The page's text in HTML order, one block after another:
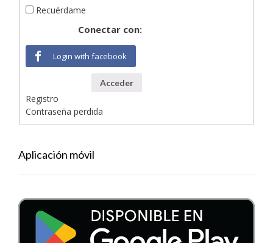
Recuérdame
Conectar con:
Login with facebook
Acceder
Registro
Contraseña perdida
Aplicación móvil